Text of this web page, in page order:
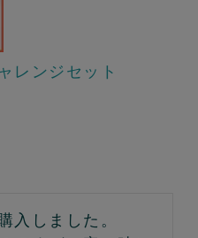
レンジセット
入しました。